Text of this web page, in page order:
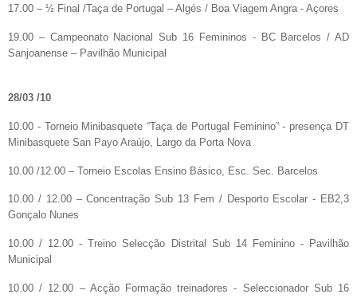
17.00 – ½ Final /Taça de Portugal – Algés / Boa Viagem Angra - Açores
19.00 – Campeonato Nacional Sub 16 Femininos - BC Barcelos / AD
Sanjoanense – Pavilhão Municipal
28/03 /10
10.00 - Torneio Minibasquete “Taça de Portugal Feminino” - presença DT
Minibasquete San Payo Araújo, Largo da Porta Nova
10.00 /12.00 – Torneio Escolas Ensino Básico, Esc. Sec. Barcelos
10.00 / 12.00 – Concentração Sub 13 Fem / Desporto Escolar - EB2,3
Gonçalo Nunes
10.00 / 12.00 - Treino Selecção Distrital Sub 14 Feminino - Pavilhão
Municipal
10.00 / 12.00 – Acção Formação treinadores - Seleccionador Sub 16